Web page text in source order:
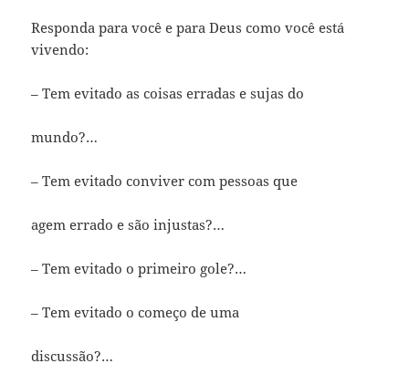
Responda para você e para Deus como você está
vivendo:
– Tem evitado as coisas erradas e sujas do
mundo?…
– Tem evitado conviver com pessoas que
agem errado e são injustas?…
– Tem evitado o primeiro gole?…
– Tem evitado o começo de uma
discussão?…